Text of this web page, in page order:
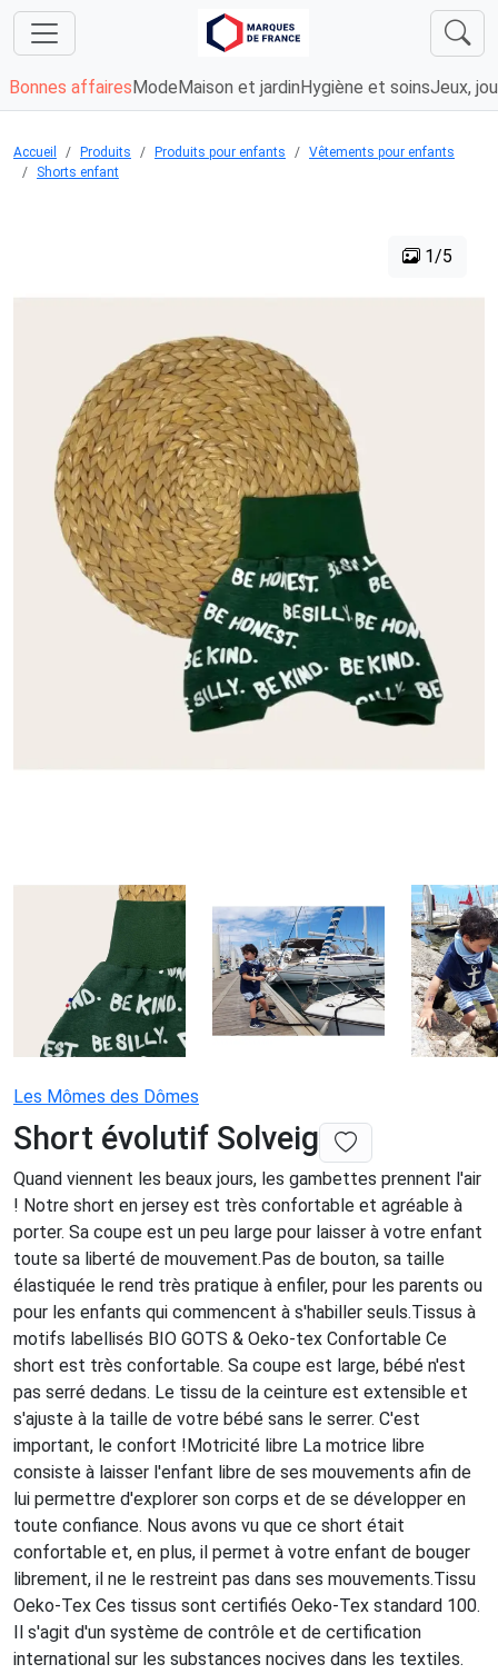
Bonnes affaires Mode Maison et jardin Hygiène et soinsJeux,
Accueil Produits Produits pour enfants
Vêtements pour enfants
Shorts enfant
1/5
Les Mômes des Dômes
Short évolutif Solveig
Quand viennent les beaux jours, les gambettes prennent l'air
! Notre short en jersey est très confortable et agréable à
porter. Sa coupe est un peu large pour laisser à votre enfant
toute sa liberté de mouvement.Pas de bouton, sa taille
élastiquée le rend très pratique à enfiler, pour les parents ou
pour les enfants qui commencent à s'habiller seuls.Tissus à
motifs labellisés BIO GOTS & Oeko-tex Confortable Ce
short est très confortable. Sa coupe est large, bébé n'est
pas serré dedans. Le tissu de la ceinture est extensible et
s'ajuste à la taille de votre bébé sans le serrer. C'est
important, le confort !Motricité libre La motrice libre
consiste à laisser l'enfant libre de ses mouvements afin de
lui permettre d'explorer son corps et de se développer en
toute confiance. Nous avons vu que ce short était
confortable et, en plus, il permet à votre enfant de bouger
librement, il ne le restreint pas dans ses mouvements.Tissu
Oeko-Tex Ces tissus sont certifiés Oeko-Tex standard 100.
Il s'agit d'un système de contrôle et de certification
international sur les substances nocives dans les textiles.